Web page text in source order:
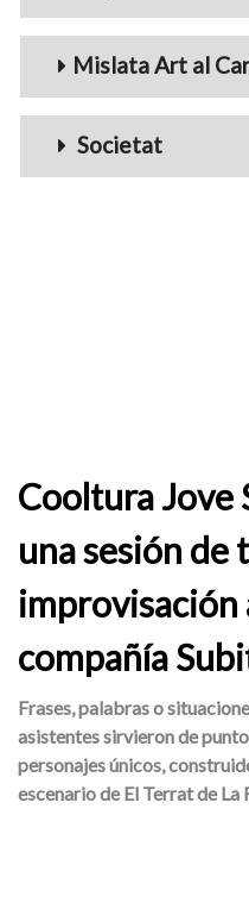
Mislata Art al
Societat
Cooltura Jove
una sesión de
improvisación
compañía
Frases, palabras o
asistentes sirvieron de
personajes únicos,
escenario de El Terrat de La